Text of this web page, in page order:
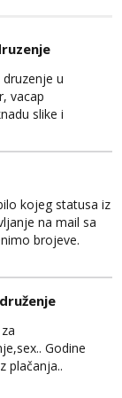
u
vacap
slike i
kojeg statusa iz
na mail sa
brojeve.
Godine
plačanja..
whatsapp viber